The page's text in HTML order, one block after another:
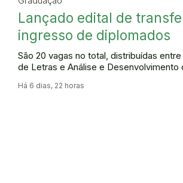
Lançado edital de
ingresso de diplomados
São 20 vagas no total, distribuídas
de Letras e Análise e Desenvolvimento
Há 6 dias, 22 horas